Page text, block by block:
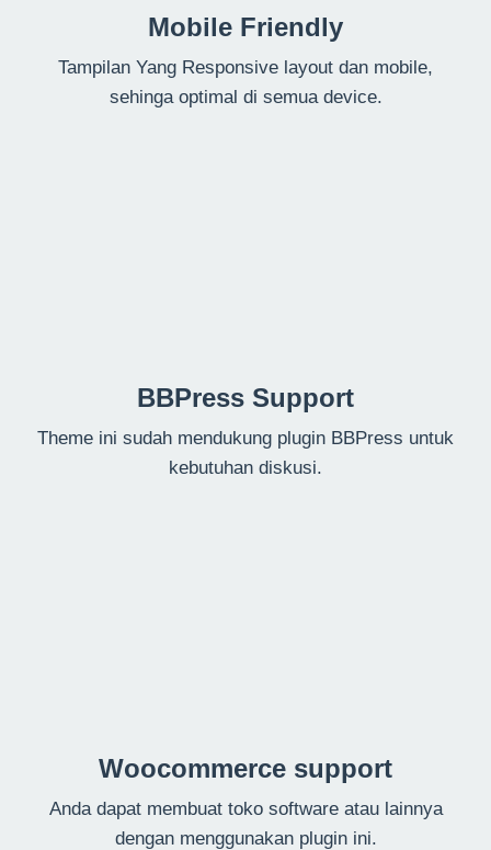
Mobile Friendly
Tampilan Yang Responsive layout dan mobile,
sehinga optimal di semua device.
BBPress Support
Theme ini sudah mendukung plugin BBPress untuk
kebutuhan diskusi.
Woocommerce support
Anda dapat membuat toko software atau lainnya
dengan menggunakan plugin ini.